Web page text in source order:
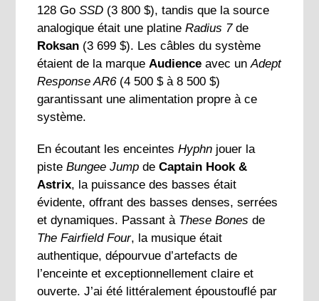
128 GoSSD (3 800 $), tandis que la source
analogique était une platineRadius 7de
Roksan (3 699 $). Les câbles du système
étaient de la marque Audience avec unAdept
Response AR6(4 500 $ à 8 500 $)
garantissant une alimentation propre à ce
système.
En écoutant les enceintesHyphn jouer la
pisteBungee Jump deCaptain Hook &
Astrix, la puissance des basses était
évidente, offrant des basses denses, serrées
et dynamiques. Passant à These Bones de
The Fairfield Four, la musique était
authentique, dépourvue d’artefacts de
l’enceinte et exceptionnellement claire et
ouverte. J’ai été littéralement époustouflé par